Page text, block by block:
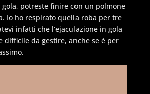
potreste finire con un polmone
Io ho respirato quella roba per tre
infatti che l’ejaculazione in gola
difficile da gestire, anche se è per